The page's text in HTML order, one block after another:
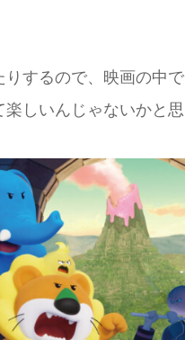
りするので、映画の中
しいんじゃないかと